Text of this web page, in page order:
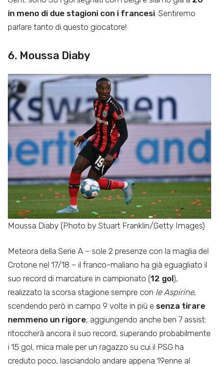
in meno di due stagioni con i francesi. Sentiremo
parlare tanto di questo giocatore!
6. Moussa Diaby
Moussa Diaby (Photo by Stuart Franklin/Getty Images)
Meteora della Serie A – sole 2 presenze con la maglia del
Crotone nel 17/18 – il franco-maliano ha già eguagliato il
suo record di marcature in campionato (12 gol),
realizzato la scorsa stagione sempre con le Aspirine,
scendendo però in campo 9 volte in più e senza tirare
nemmeno un rigore, aggiungendo anche ben 7 assist:
ritoccherà ancora il suo record, superando probabilmente
i 15 gol, mica male per un ragazzo su cui il PSG ha
creduto poco, lasciandolo andare appena 19enne al